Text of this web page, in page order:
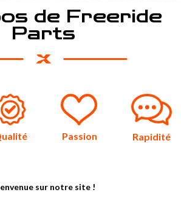
de Freeride
Parts
Passion Rapidité
sur notre site !